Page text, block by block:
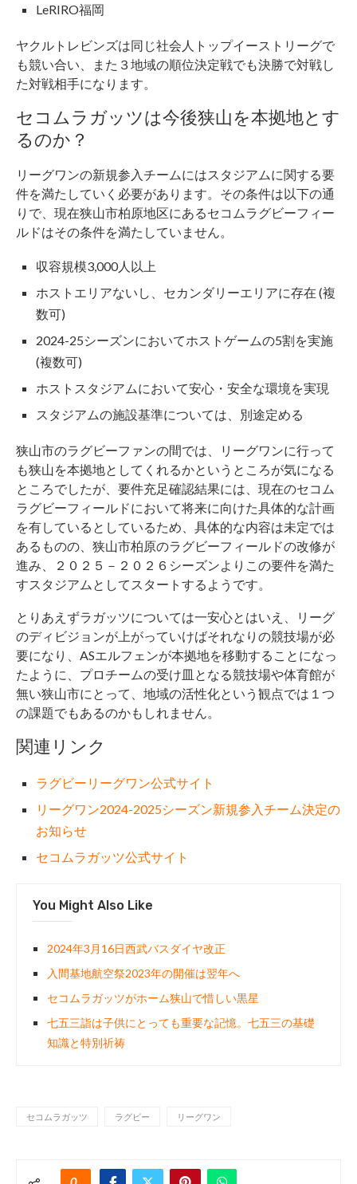
LeRIRO福岡
ヤクルトレビンズは同じ社会人トップイーストリーグで
も競い合い、また３地域の順位決定戦でも決勝で対戦し
た対戦相手になります。
セコムラガッツは今後狭山を本拠地とす
るのか？
リーグワンの新規参入チームにはスタジアムに関する要
件を満たしていく必要があります。その条件は以下の通
りで、現在狭山市柏原地区にあるセコムラグビーフィー
ルドはその条件を満たしていません。
収容規模3,000人以上
ホストエリアないし、セカンダリーエリアに存在 (複
数可)
2024-25シーズンにおいてホストゲームの5割を実施
(複数可)
ホストスタジアムにおいて安心・安全な環境を実現
スタジアムの施設基準については、別途定める
狭山市のラグビーファンの間では、リーグワンに行って
も狭山を本拠地としてくれるかというところが気になる
ところでしたが、要件充足確認結果には、現在のセコム
ラグビーフィールドにおいて将来に向けた具体的な計画
を有しているとしているため、具体的な内容は未定では
あるものの、狭山市柏原のラグビーフィールドの改修が
進み、２０２５－２０２６シーズンよりこの要件を満た
すスタジアムとしてスタートするようです。
とりあえずラガッツについては一安心とはいえ、リーグ
のディビジョンが上がっていけばそれなりの競技場が必
要になり、ASエルフェンが本拠地を移動することになっ
たように、プロチームの受け皿となる競技場や体育館が
無い狭山市にとって、地域の活性化という観点では１つ
の課題でもあるのかもしれません。
関連リンク
ラグビーリーグワン公式サイト
リーグワン2024-2025シーズン新規参入チーム決定の
お知らせ
セコムラガッツ公式サイト
You Might Also Like
2024年3月16日西武バスダイヤ改正
入間基地航空祭2023年の開催は翌年へ
セコムラガッツがホーム狭山で惜しい黒星
七五三詣は子供にとっても重要な記憶。七五三の基礎
知識と特別祈祷
セコムラガッツ ラグビー リーグワン